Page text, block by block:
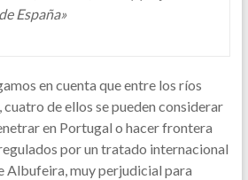
España»
en cuenta que entre los ríos
cuatro de ellos se pueden considerar
en Portugal o hacer frontera
por un tratado internacional
Albufeira, muy perjudicial para